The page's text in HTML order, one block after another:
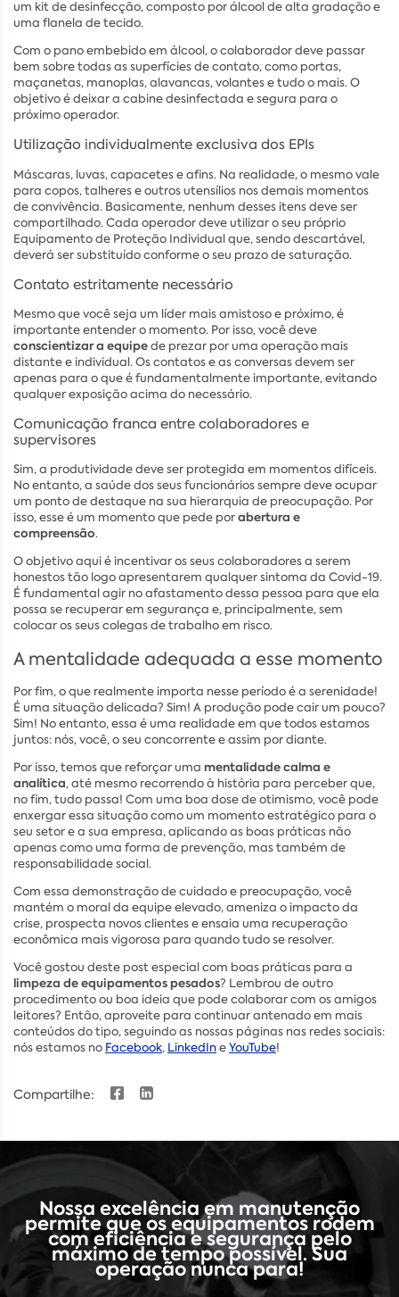
um kit de desinfecção, composto por álcool de alta gradação e
uma flanela de tecido.
Com o pano embebido em álcool, o colaborador deve passar
bem sobre todas as superfícies de contato, como portas,
maçanetas, manoplas, alavancas, volantes e tudo o mais. O
objetivo é deixar a cabine desinfectada e segura para o
próximo operador.
Utilização individualmente exclusiva dos EPIs
Máscaras, luvas, capacetes e afins. Na realidade, o mesmo vale
para copos, talheres e outros utensílios nos demais momentos
de convivência. Basicamente, nenhum desses itens deve ser
compartilhado. Cada operador deve utilizar o seu próprio
Equipamento de Proteção Individual que, sendo descartável,
deverá ser substituído conforme o seu prazo de saturação.
Contato estritamente necessário
Mesmo que você seja um líder mais amistoso e próximo, é
importante entender o momento. Por isso, você deve
conscientizar a equipede prezar por uma operação mais
distante e individual. Os contatos e as conversas devem ser
apenas para o que é fundamentalmente importante, evitando
qualquer exposição acima do necessário.
Comunicação franca entre colaboradores e
supervisores
Sim, a produtividade deve ser protegida em momentos difíceis.
No entanto, a saúde dos seus funcionários sempre deve ocupar
um ponto de destaque na sua hierarquia de preocupação. Por
isso, esse é um momento que pede porabertura e
compreensão.
O objetivo aqui é incentivar os seus colaboradores a serem
honestos tão logo apresentarem qualquer sintoma da Covid-19.
É fundamental agir no afastamento dessa pessoa para que ela
possa se recuperar em segurança e, principalmente, sem
colocar os seus colegas de trabalho em risco.
A mentalidade adequada a esse momento
Por fim, o que realmente importa nesse período é a serenidade!
É uma situação delicada? Sim! A produção pode cair um pouco?
Sim! No entanto, essa é uma realidade em que todos estamos
juntos: nós, você, o seu concorrente e assim por diante.
Por isso, temos que reforçar uma mentalidade calma e
analítica, até mesmo recorrendo à história para perceber que,
no fim, tudo passa! Com uma boa dose de otimismo, você pode
enxergar essa situação como um momento estratégico para o
seu setor e a sua empresa, aplicando as boas práticas não
apenas como uma forma de prevenção, mas também de
responsabilidade social.
Com essa demonstração de cuidado e preocupação, você
mantém o moral da equipe elevado, ameniza o impacto da
crise, prospecta novos clientes e ensaia uma recuperação
econômica mais vigorosa para quando tudo se resolver.
Você gostou deste post especial com boas práticas para a
limpeza de equipamentos pesados? Lembrou de outro
procedimento ou boa ideia que pode colaborar com os amigos
leitores? Então, aproveite para continuar antenado em mais
conteúdos do tipo, seguindo as nossas páginas nas redes sociais:
nós estamos no Facebook, LinkedIneYouTube!
Compartilhe:
Nossa excelência em manutenção
permite que os equipamentos rodem
com eficiência e segurança pelo
máximo de tempo possível. Sua
operação nunca para!